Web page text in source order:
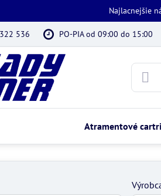
Najlacnejšie
536 PO-PIA od 09:00 do 15:00
Atramentové